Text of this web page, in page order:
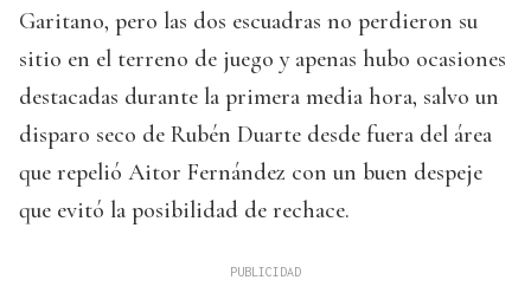
Garitano, pero las dos escuadras no perdieron su
sitio en el terreno de juego y apenas hubo ocasiones
destacadas durante la primera media hora, salvo un
disparo seco de Rubén Duarte desde fuera del área
que repelió Aitor Fernández con un buen despeje
que evitó la posibilidad de rechace.